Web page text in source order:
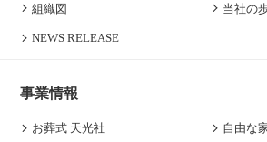
組織図 当社の
NEWS RELEASE
事業情報
お葬式 天光社 自由な